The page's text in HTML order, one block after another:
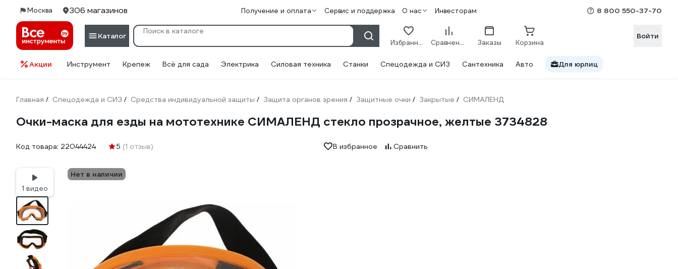
Москва 306 магазинов Получение и оплата Сервис и поддержка О нас Инвесторам 8 800 550-37-70
Каталог
Избранное Сравнение Заказы Корзина
Войти
Акции Инструмент Крепеж Всё для сада Электрика Силовая техника Станки Спецодежда и СИЗ Сантехника Авто Для юрлиц
Главная / Спецодежда и СИЗ / Средства индивидуальной защиты / Защита органов зрения / Защитные очки / Закрытые / СИМАЛЕНД
Очки-маска для езды на мототехнике СИМАЛЕНД стекло прозрачное, желтые 3734828
Код товара: 22044424 5 (1 отзыв) В избранное Сравнить
1 видео
Нет в наличии